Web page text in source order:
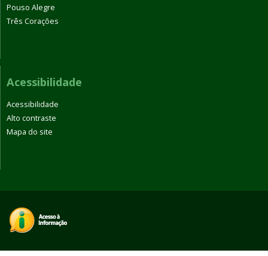
Pouso Alegre
Três Corações
Acessibilidade
Acessibilidade
Alto contraste
Mapa do site